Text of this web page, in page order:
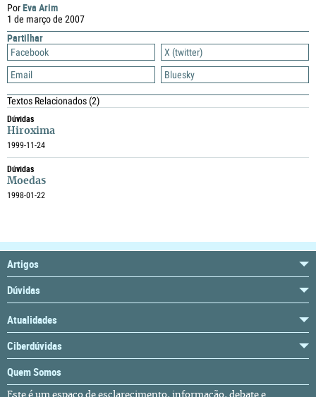
PorEva Arim
1 de março de 2007
Partilhar
Facebook
X (twitter)
Email
Bluesky
Textos Relacionados(2)
Dúvidas
Hiroxima
1999-11-24
Dúvidas
Moedas
1998-01-22
Artigos
Dúvidas
Atualidades
Ciberdúvidas
Quem Somos